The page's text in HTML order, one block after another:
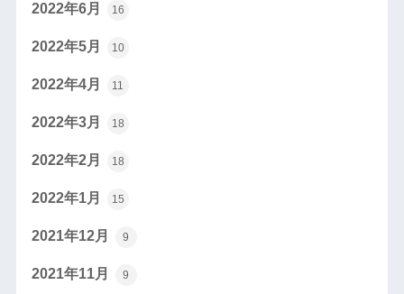
2022年6月 16
2022年5月 10
2022年4月 11
2022年3月 18
2022年2月 18
2022年1月 15
2021年12月 9
2021年11月 9